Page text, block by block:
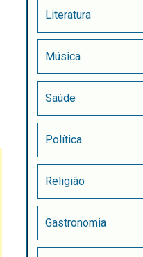
Literatura
Música
Saúde
Política
Religião
Gastronomia